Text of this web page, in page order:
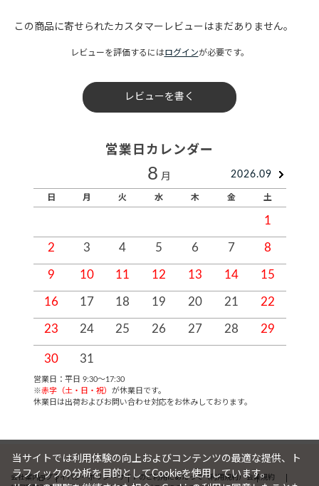
この商品に寄せられたカスタマーレビューはまだありません。
レビューを評価するにはログインが必要です。
レビューを書く
営業日カレンダー
8 月 2026.09
日 月 火 水 木 金 土
1
2 3 4 5 6 7 8
9 10 11 12 13 14 15
16 17 18 19 20 21 22
23 24 25 26 27 28 29
30 31
営業日：平日 9:30～17:30
※赤字（土・日・祝） が休業日です。
休業日は出荷およびお問い合わせ対応をお休みしております。
会社案内 プライバシーポリシー サイトのご利用にあたって（利用規約）会員規約
当サイトでは利用体験の向上およびコンテンツの最適な提供、ト
ラフィックの分析を目的としてCookieを使用しています。